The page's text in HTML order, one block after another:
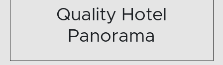
Quality Hotel
Panorama